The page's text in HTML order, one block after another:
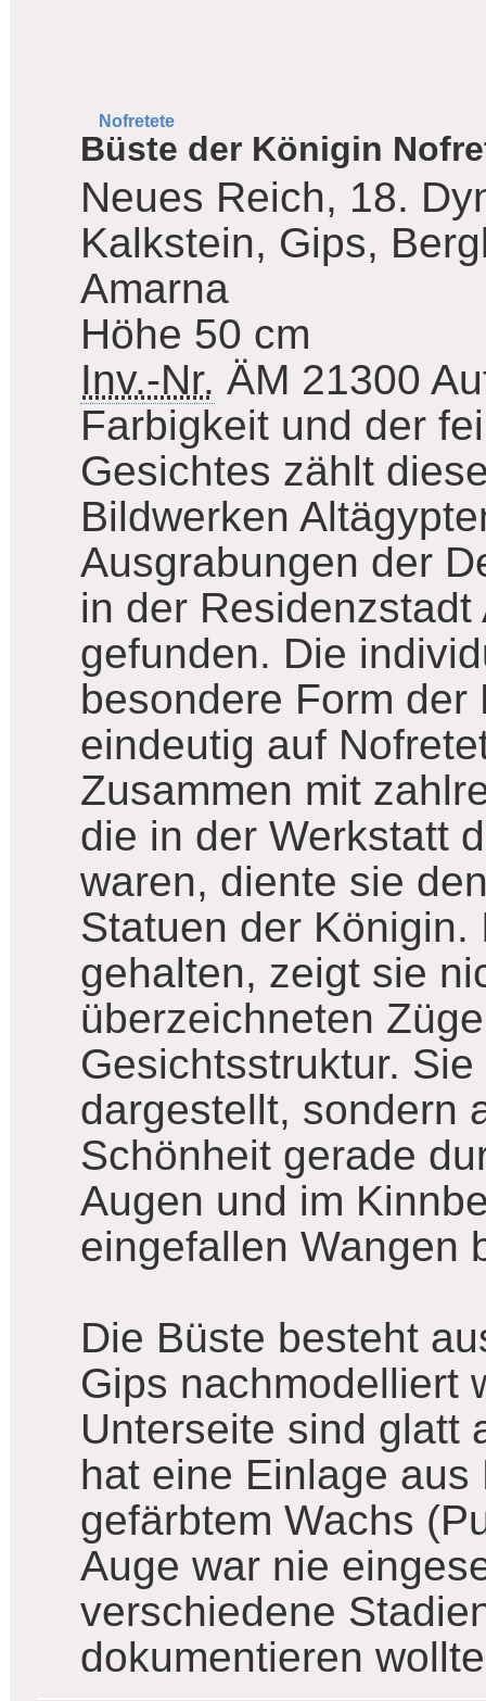
Nofretete
Büste der Königin
Neues Reich, 18.
Kalkstein, Gips,
Amarna
Höhe 50 cm
Inv.-Nr. ÄM 21300
Farbigkeit und der
Gesichtes zählt
Bildwerken
Ausgrabungen der
in der
gefunden. Die
besondere Form
eindeutig auf
Zusammen mit
die in der Werkstatt
waren, diente sie
Statuen der
gehalten, zeigt sie
überzeichneten
Gesichtsstruktur.
dargestellt, sondern
Schönheit gerade
Augen und im
eingefallen Wangen
Die Büste besteht
Gips nachmodelliert
Unterseite sind glatt
hat eine Einlage
gefärbtem Wachs
Auge war nie
verschiedene
dokumentieren